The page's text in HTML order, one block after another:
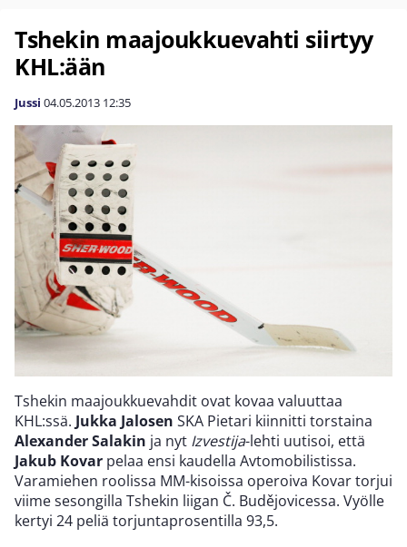
Tshekin maajoukkuevahti siirtyy
KHL:ään
Jussi 04.05.2013 12:35
Tshekin maajoukkuevahdit ovat kovaa valuuttaa
KHL:ssä. Jukka Jalosen SKA Pietari kiinnitti torstaina
Alexander Salakin ja nyt Izvestija-lehti uutisoi, että
Jakub Kovar pelaa ensi kaudella Avtomobilistissa.
Varamiehen roolissa MM-kisoissa operoiva Kovar torjui
viime sesongilla Tshekin liigan Č. Budějovicessa. Vyölle
kertyi 24 peliä torjuntaprosentilla 93,5.